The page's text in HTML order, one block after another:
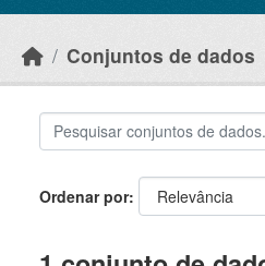
Conjuntos de dados
Ordenar por